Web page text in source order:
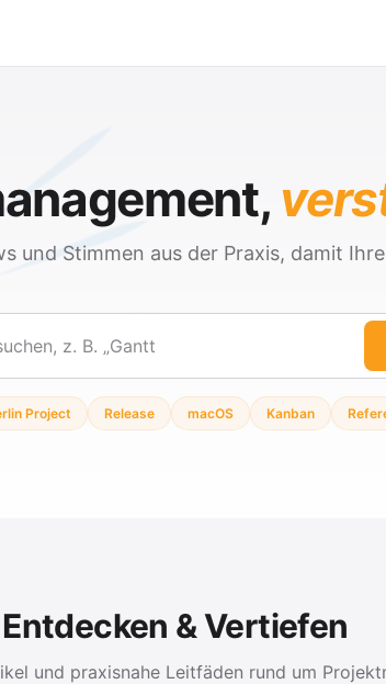
und Stimmen aus der Praxis, damit
Project Release macOS Kanban
Entdecken & Vertiefen
und praxisnahe Leitfäden rund um